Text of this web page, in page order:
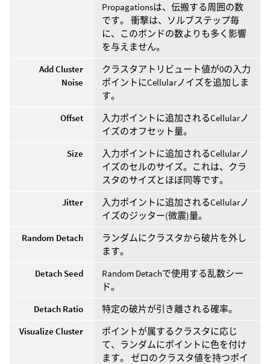
Propagationsは、伝搬する周囲の数
です。 衝撃は、ソルブステップ毎
に、このボンドの数よりも多く影響
を与えません。
Add Cluster
Noise
クラスタアトリビュート値が0の入力
ポイントにCellularノイズを追加しま
す。
Offset
入力ポイントに追加されるCellularノ
イズのオフセット量。
Size
入力ポイントに追加されるCellularノ
イズのセルのサイズ。これは、クラ
スタのサイズとほぼ同等です。
Jitter
入力ポイントに追加されるCellularノ
イズのジッター(微震)量。
Random Detach
ランダムにクラスタから破片を外し
ます。
Detach Seed
Random Detachで使用する乱数シー
ド。
Detach Ratio
特定の破片が引き離される確率。
Visualize Cluster
ポイントが属するクラスタに応じ
て、ランダムにポイントに色を付け
ます。 ゼロのクラスタ値を持つポイ